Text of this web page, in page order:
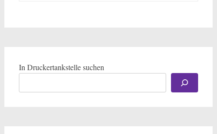
In Druckertankstelle suchen